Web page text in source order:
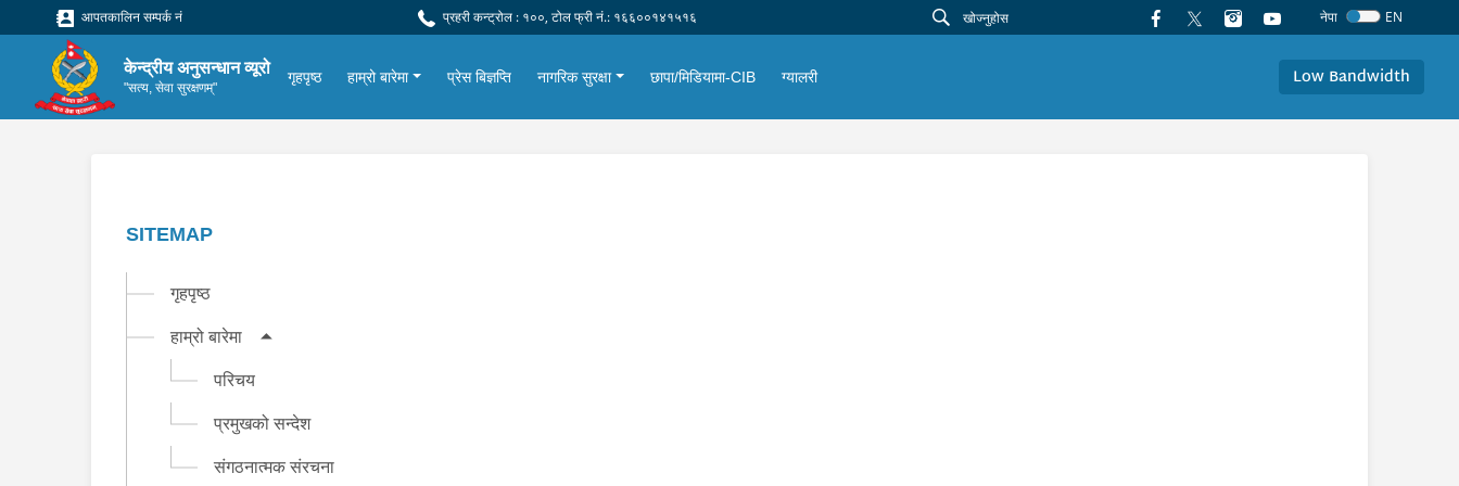
आपतकालिन सम्पर्क नं प्रहरी कन्ट्रोल : १००, टोल फ्री नं.: १६६००१४१५१६ नेपा EN
केन्द्रीय अनुसन्धान व्यूरो
"सत्य, सेवा सुरक्षणम्"
गृहपृष्ठ हाम्रो बारेमा प्रेस बिज्ञप्ति नागरिक सुरक्षा छापा/मिडियामा-CIB ग्यालरी Low Bandwidth
SITEMAP
गृहपृष्ठ
हाम्रो बारेमा
परिचय
प्रमुखको सन्देश
संगठनात्मक संरचना